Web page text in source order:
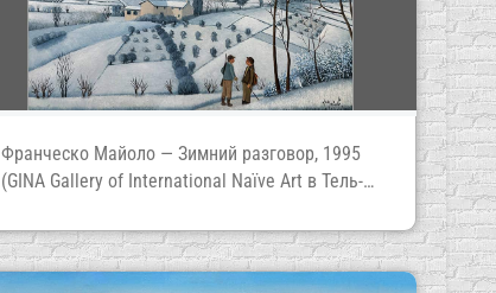
Франческо Майоло — Зимний разговор, 1995
(GINA Gallery of International Naïve Art в Тель-